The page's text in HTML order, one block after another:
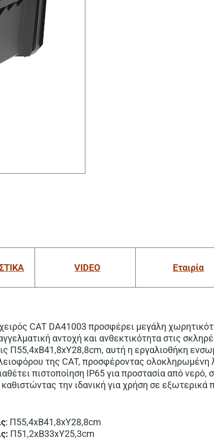
VIDEO Εταιρία
CAT DA41003 προσφέρει μεγάλη
αντοχή και ανθεκτικότητα στις
Π55,4xB41,8xΥ28,8cm, αυτή η εργαλιοθήκη
της CAT, προσφέροντας ολοκληρωμένη
πιστοποίηση IP65 για προστασία από νερό,
την ιδανική για χρήση σε εξωτερικά
: Π55,4xB41,8xΥ28,8cm
Π51,2xB33xΥ25,3cm